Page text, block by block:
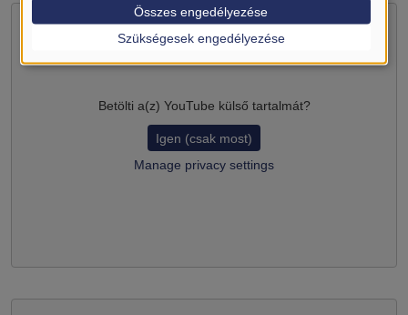
Betölti a(z) YouTube külső tartalmát?
Igen (csak most)
Manage privacy settings
Szükségesek engedélyezése
Összes engedélyezése